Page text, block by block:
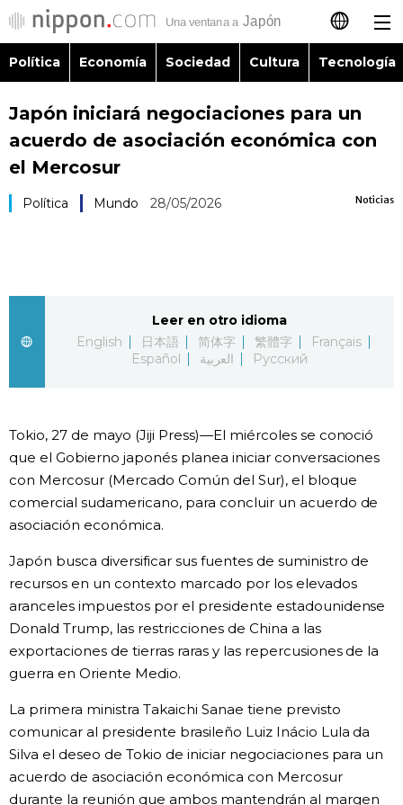
日本語
English
Русский
Política
Vida
Guía de Japón
Vídeos e imágenes
En profundidad
Más
Datos de Japón
Fragmentos de Japón
Política Economía Sociedad Cultura Tecnología
Japón iniciará negociaciones para un
acuerdo de asociación económica con
el Mercosur
Noticias
Política Mundo 28/05/2026
Leer en otro idioma
English
日本語 简体字 繁體字
Français
Español
العربية Русский
Tokio, 27 de mayo (Jiji Press)—El miércoles se conoció
que el Gobierno japonés planea iniciar conversaciones
con Mercosur (Mercado Común del Sur), el bloque
comercial sudamericano, para concluir un acuerdo de
asociación económica.
Japón busca diversificar sus fuentes de suministro de
recursos en un contexto marcado por los elevados
aranceles impuestos por el presidente estadounidense
Donald Trump, las restricciones de China a las
exportaciones de tierras raras y las repercusiones de la
guerra en Oriente Medio.
La primera ministra Takaichi Sanae tiene previsto
comunicar al presidente brasileño Luiz Inácio Lula da
Silva el deseo de Tokio de iniciar negociaciones para un
acuerdo de asociación económica con Mercosur
durante la reunión que ambos mantendrán al margen